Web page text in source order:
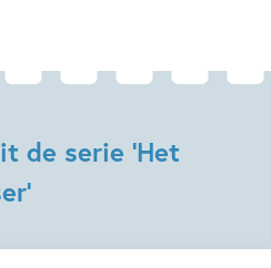
de serie 'Het